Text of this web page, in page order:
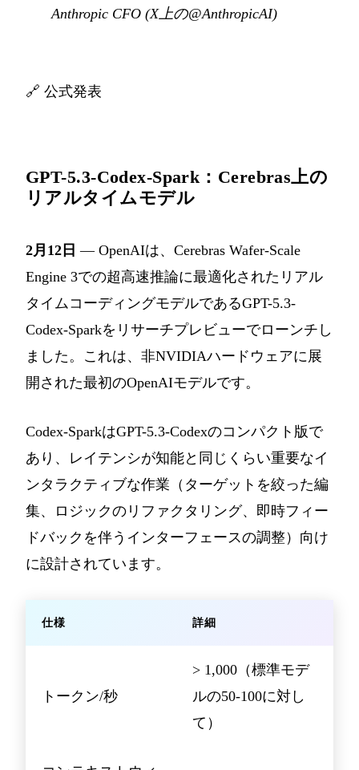
Anthropic CFO (X上の@AnthropicAI)
🔗 公式発表
GPT-5.3-Codex-Spark：Cerebras上の
リアルタイムモデル
2月12日 — OpenAIは、Cerebras Wafer-Scale
Engine 3での超高速推論に最適化されたリアル
タイムコーディングモデルであるGPT-5.3-
Codex-Sparkをリサーチプレビューでローンチし
ました。これは、非NVIDIAハードウェアに展
開された最初のOpenAIモデルです。
Codex-SparkはGPT-5.3-Codexのコンパクト版で
あり、レイテンシが知能と同じくらい重要なイ
ンタラクティブな作業（ターゲットを絞った編
集、ロジックのリファクタリング、即時フィー
ドバックを伴うインターフェースの調整）向け
に設計されています。
仕様 詳細
トークン/秒
> 1,000（標準モデ
ルの50-100に対し
て）